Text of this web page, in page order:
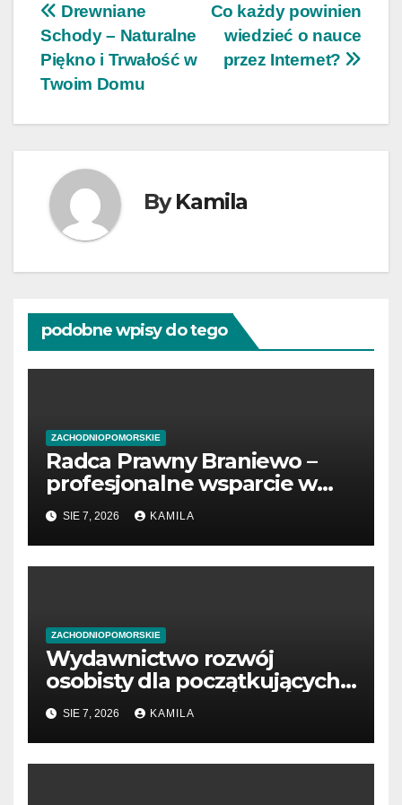
Nawigacja
wpisu
Co każdy powinien
wiedzieć o nauce
przez Internet?
Drewniane
Schody – Naturalne
Piękno i Trwałość w
Twoim Domu
ByKamila
podobne wpisy do tego
ZACHODNIOPOMORSKIE
Radca Prawny Braniewo –
profesjonalne wsparcie w
sprawach prawnych
SIE 7, 2026 KAMILA
ZACHODNIOPOMORSKIE
Wydawnictwo rozwój
osobisty dla początkujących
przedsiębiorców
SIE 7, 2026 KAMILA